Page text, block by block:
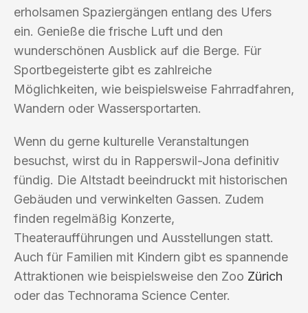
erholsamen Spaziergängen entlang des Ufers
ein. Genieße die frische Luft und den
wunderschönen Ausblick auf die Berge. Für
Sportbegeisterte gibt es zahlreiche
Möglichkeiten, wie beispielsweise Fahrradfahren,
Wandern oder Wassersportarten.
Wenn du gerne kulturelle Veranstaltungen
besuchst, wirst du in Rapperswil-Jona definitiv
fündig. Die Altstadt beeindruckt mit historischen
Gebäuden und verwinkelten Gassen. Zudem
finden regelmäßig Konzerte,
Theateraufführungen und Ausstellungen statt.
Auch für Familien mit Kindern gibt es spannende
Attraktionen wie beispielsweise den Zoo Zürich
oder das Technorama Science Center.